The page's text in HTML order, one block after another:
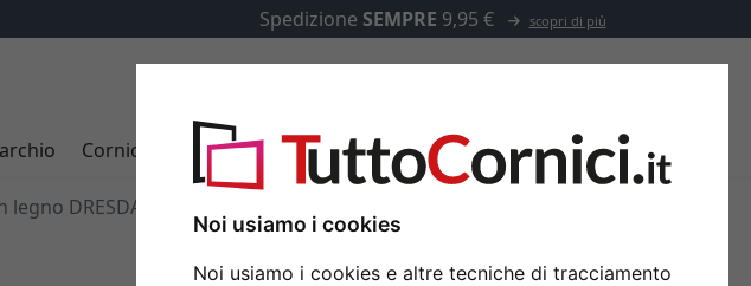
Noi usiamo i cookies
Noi usiamo i cookies e altre tecniche di tracciamento
Spedizione SEMPRE 9,95 € scopri di più
Cornici su misura Passepartout Accessori
DRESDA 4